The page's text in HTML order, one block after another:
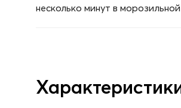
несколько минут в